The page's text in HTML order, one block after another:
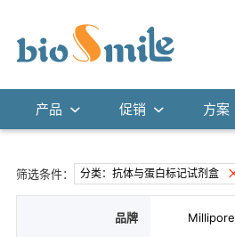
产品 促销 方案
筛选条件： 分类：抗体与蛋白标记试剂盒
品牌 Millipore